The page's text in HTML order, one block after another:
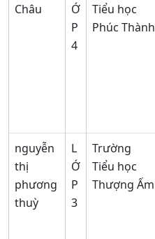
Châu
Ớ
P
4
Tiểu học
Phúc Thành
nguyễn
thị
phương
thuỳ
L
Ớ
P
3
Trường
Tiểu học
Thượng Ấm